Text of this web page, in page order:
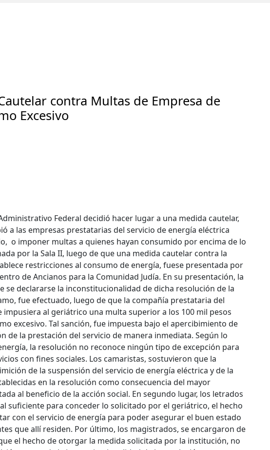
contra Multas de Empresa de
Excesivo
Federal decidió hacer lugar a una medida cautelar,
a las empresas prestatarias del servicio de energía eléctrica
o imponer multas a quienes hayan consumido por encima de lo
por la Sala II, luego de que una medida cautelar contra la
restricciones al consumo de energía, fuese presentada por
de Ancianos para la Comunidad Judía. En su presentación, la
se declararse la inconstitucionalidad de dicha resolución de la
fue efectuado, luego de que la compañía prestataria del
impusiera al geriátrico una multa superior a los 100 mil pesos
excesivo. Tal sanción, fue impuesta bajo el apercibimiento de
de la prestación del servicio de manera inmediata. Según lo
la resolución no reconoce ningún tipo de excepción para
con fines sociales. Los camaristas, sostuvieron que la
de la suspensión del servicio de energía eléctrica y de la
en la resolución como consecuencia del mayor
al beneficio de la acción social. En segundo lugar, los letrados
suficiente para conceder lo solicitado por el geriátrico, el hecho
con el servicio de energía para poder asegurar el buen estado
que allí residen. Por último, los magistrados, se encargaron de
el hecho de otorgar la medida solicitada por la institución, no